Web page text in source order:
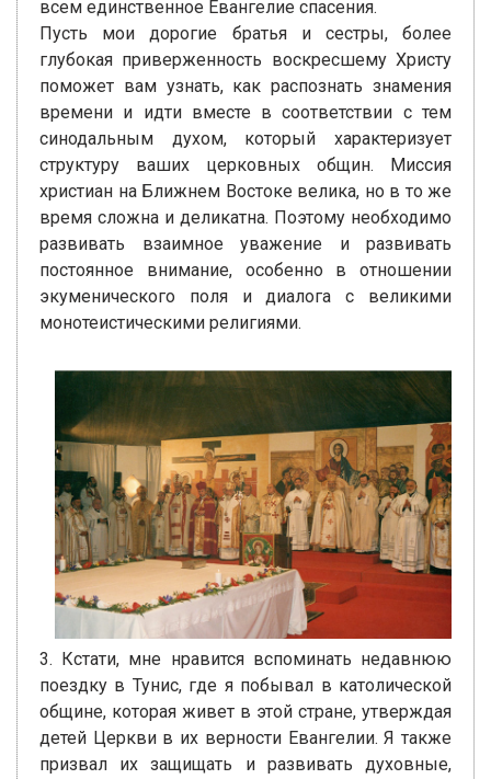
всем единственное Евангелие спасения.
Пусть мои дорогие братья и сестры, более
глубокая приверженность воскресшему Христу
поможет вам узнать, как распознать знамения
времени и идти вместе в соответствии с тем
синодальным духом, который характеризует
структуру ваших церковных общин. Миссия
христиан на Ближнем Востоке велика, но в то же
время сложна и деликатна. Поэтому необходимо
развивать взаимное уважение и развивать
постоянное внимание, особенно в отношении
экуменического поля и диалога с великими
монотеистическими религиями.
3. Кстати, мне нравится вспоминать недавнюю
поездку в Тунис, где я побывал в католической
общине, которая живет в этой стране, утверждая
детей Церкви в их верности Евангелии. Я также
призвал их защищать и развивать духовные,